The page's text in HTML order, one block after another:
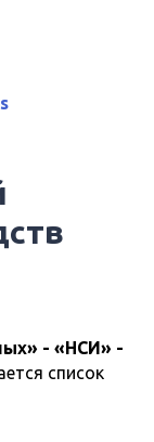
- «НСИ» -
список